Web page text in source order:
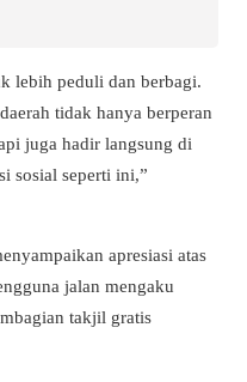
lebih peduli dan berbagi.
tidak hanya berperan
juga hadir langsung di
sosial seperti ini,”
apresiasi atas
jalan mengaku
takjil gratis